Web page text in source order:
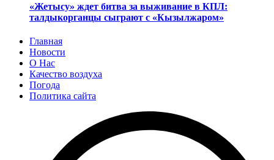
«Жетысу» ждет битва за выживание в КПЛ:
талдыкорганцы сыграют с «Кызылжаром»
Главная
Новости
О Нас
Качество воздуха
Погода
Политика сайта